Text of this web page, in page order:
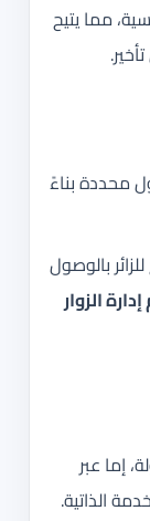
مما يتيح
محددة بناءً
بالوصول
الزوار
إما عبر